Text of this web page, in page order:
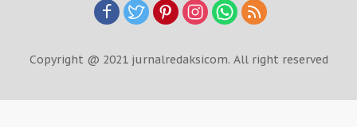
Copyright @ 2021 jurnalredaksicom. All right reserved